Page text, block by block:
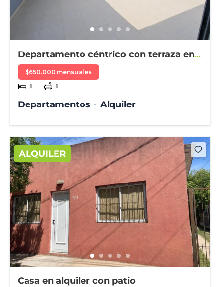
Departamento céntrico con terraza en
alquiler
$650.000 mensuales
1 1
Departamentos Alquiler
ALQUILER
Casa en alquiler con patio